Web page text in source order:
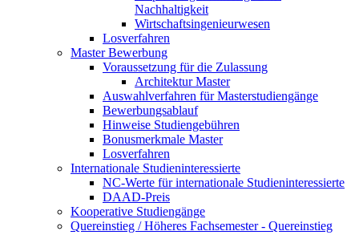
Nachhaltigkeit
Wirtschaftsingenieurwesen
Losverfahren
Master Bewerbung
Voraussetzung für die Zulassung
Architektur Master
Auswahlverfahren für Masterstudiengänge
Bewerbungsablauf
Hinweise Studiengebühren
Bonusmerkmale Master
Losverfahren
Internationale Studieninteressierte
NC-Werte für internationale Studieninteressierte
DAAD-Preis
Kooperative Studiengänge
Quereinstieg / Höheres Fachsemester - Quereinstieg